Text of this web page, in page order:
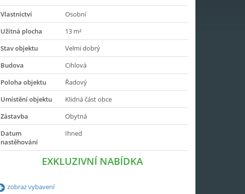
Vlastnictví
Osobní
Užitná plocha
13 m²
Stav objektu
Velmi dobrý
Budova
Cihlová
Poloha objektu
Řadový
Umístění objektu
Klidná část obce
Zástavba
Obytná
Datum
nastěhování
Ihned
EXKLUZIVNÍ NABÍDKA
zobraz vybavení